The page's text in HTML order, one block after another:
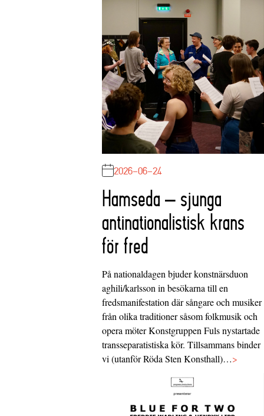
2026-06-24
Hamseda – sjunga
antinationalistisk krans
för fred
På nationaldagen bjuder konstnärsduon
aghili/karlsson in besökarna till en
fredsmanifestation där sångare och musiker
från olika traditioner såsom folkmusik och
opera möter Konstgruppen Fuls nystartade
transseparatistiska kör. Tillsammans binder
vi (utanför Röda Sten Konsthall)…>